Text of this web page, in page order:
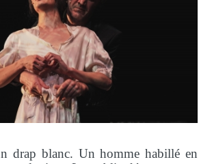
drap blanc. Un homme habillé en